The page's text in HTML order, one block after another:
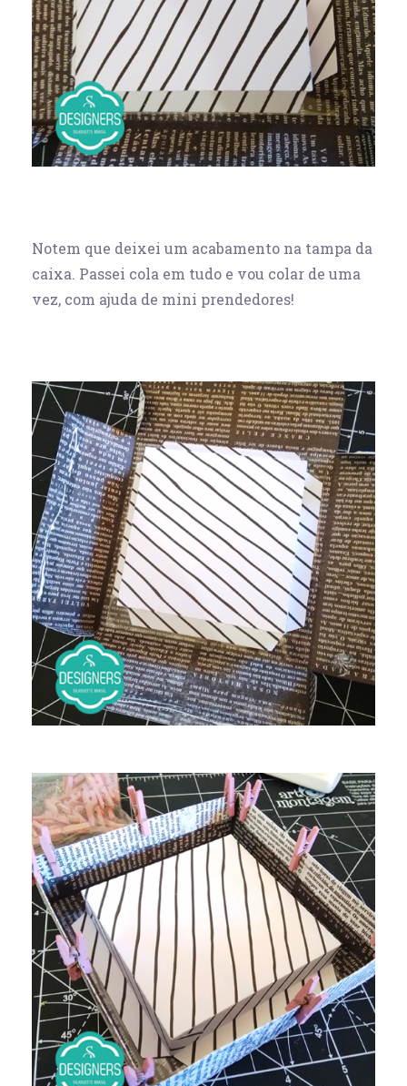
Notem que deixei um acabamento na tampa da
caixa. Passei cola em tudo e vou colar de uma
vez, com ajuda de mini prendedores!